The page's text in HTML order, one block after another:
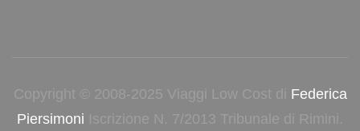
Copyright © 2008-2025 Viaggi Low Cost di Federica
Piersimoni Iscrizione N. 7/2013 Tribunale di Rimini.